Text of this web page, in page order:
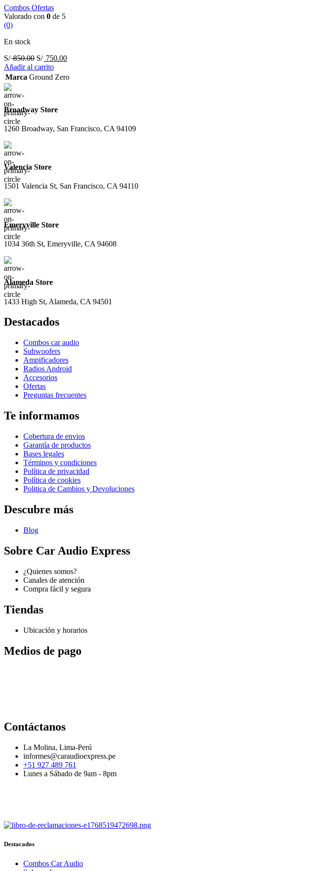
Combos Ofertas
Valorado con 0 de 5
(0)
En stock
S/850.00 El
precio
original
S/ 750.00El
actual
Añadir al carrito
Marca Ground Zero
Broadway Store
1260 Broadway, San Francisco, CA 94109
Valencia Store
1501 Valencia St, San Francisco, CA 94110
Emeryville Store
1034 36th St, Emeryville, CA 94608
Alameda Store
1433 High St, Alameda, CA 94501
Destacados
Combos car audio
Subwoofers
Ampificadores
Radios Android
Accesorios
Ofertas
Preguntas frecuentes
Te informamos
Cobertura de envios
Garantía de productos
Bases legales
Términos y condiciones
Política de privacidad
Política de cookies
Politica de Cambios y Devoluciones
Descubre más
Blog
Sobre Car Audio Express
¿Quienes somos?
Canales de atención
Compra fácil y segura
Tiendas
Ubicación y horarios
Medios de pago
Contáctanos
La Molina, Lima-Perú
informes@caraudioexpress.pe
+51 927 489 761
Lunes a Sábado de 9am - 8pm
Destacados
Combos Car Audio